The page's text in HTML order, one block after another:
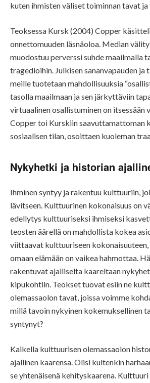
kuten ihmisten väliset toiminnan tavat
Teoksessa Kursk (2004) Copper
onnettomuuden läsnäoloa. Median
muodostuu perverssi suhde maailmalla
tragedioihin. Julkisen sananvapauden ja
meille tuotetaan mahdollisuuksia
tasolla maailmaan ja sen järkyttäviin
virtuaalinen osallistuminen on itsessään
Copper toi Kurskiin saavuttamattoman
sosiaalisen tilan, osoittaen kuoleman
Nykyhetki ja historian
Ihminen syntyy ja rakentuu kulttuuriin,
lävitseen. Kulttuurinen kokonaisuus on
edellytys kulttuuriseksi ihmiseksi
teosten äärellä on mahdollista kokea
viittaavat kulttuuriseen
omaan elämään on vaikea hahmottaa.
rakentuvat ajalliselta kaareltaan
kipukohtiin. Teokset tuovat esiin ne
olemassaolon tavat, joissa voimme
millä tavoin nykyinen kokemuksellinen
syntynyt?
Kaikella kulttuurisen olemassaolon
ajallinen kaarensa. Olisi kuitenkin
se yhtenäisenä kehityskaarena. Kulttuuri